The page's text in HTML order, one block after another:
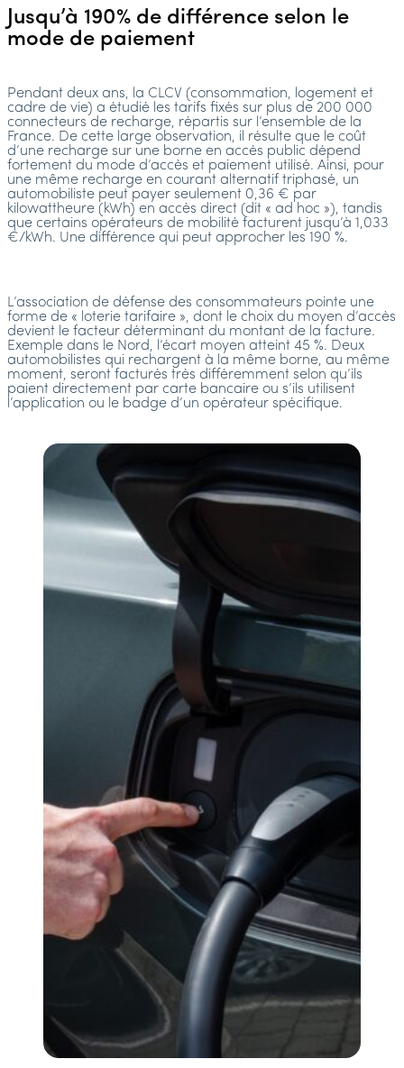
Jusqu’à 190% de différence selon le
mode de paiement
Pendant deux ans, la CLCV (consommation, logement et
cadre de vie) a étudié les tarifs fixés sur plus de 200 000
connecteurs de recharge, répartis sur l’ensemble de la
France. De cette large observation, il résulte que le coût
d’une recharge sur une borne en accès public dépend
fortement du mode d’accès et paiement utilisé. Ainsi, pour
une même recharge en courant alternatif triphasé, un
automobiliste peut payer seulement 0,36 € par
kilowattheure (kWh) en accès direct (dit « ad hoc »), tandis
que certains opérateurs de mobilité facturent jusqu’à 1,033
€/kWh. Une différence qui peut approcher les 190 %.
L’association de défense des consommateurs pointe une
forme de « loterie tarifaire », dont le choix du moyen d’accès
devient le facteur déterminant du montant de la facture.
Exemple dans le Nord, l’écart moyen atteint 45 %. Deux
automobilistes qui rechargent à la même borne, au même
moment, seront facturés très différemment selon qu’ils
paient directement par carte bancaire ou s’ils utilisent
l’application ou le badge d’un opérateur spécifique.